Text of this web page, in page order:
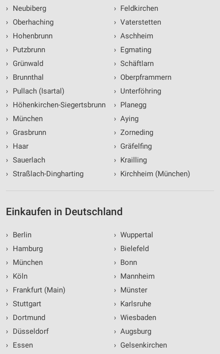
›
Neubiberg
›
Oberhaching
›
Hohenbrunn
›
Putzbrunn
›
Grünwald
›
Brunnthal
›
Pullach (Isartal)
›
Höhenkirchen-Siegertsbrunn
›
München
›
Grasbrunn
›
Haar
› Sauerlach
› Straßlach-Dingharting
› Feldkirchen
› Vaterstetten
› Aschheim
› Egmating
› Schäftlarn
› Oberpframmern
› Unterföhring
› Planegg
› Aying
› Zorneding
› Gräfelfing
› Krailling
› Kirchheim (München)
Einkaufen in Deutschland
›
Berlin
›
Hamburg
›
München
›
Köln
›
Frankfurt (Main)
› Stuttgart
›
Dortmund
›
Düsseldorf
›
Essen
› Wuppertal
› Bielefeld
› Bonn
› Mannheim
› Münster
› Karlsruhe
› Wiesbaden
› Augsburg
› Gelsenkirchen